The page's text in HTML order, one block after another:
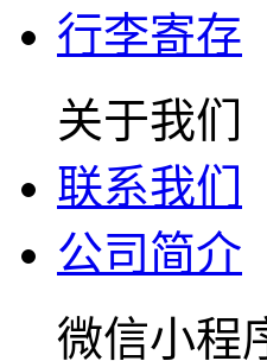
行李寄存
关于我们
联系我们
公司简介
微信小程